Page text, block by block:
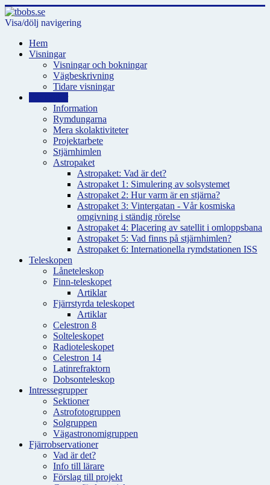
Visa/dölj navigering
Hem
Visningar
Visningar och bokningar
Vägbeskrivning
Tidare visningar
Information
Rymdungarna
Mera skolaktiviteter
Projektarbete
Stjärnhimlen
Astropaket
Astropaket: Vad är det?
Astropaket 1: Simulering av solsystemet
Astropaket 2: Hur varm är en stjärna?
Astropaket 3: Vintergatan - Vår kosmiska
omgivning i ständig rörelse
Astropaket 4: Placering av satellit i omloppsbana
Astropaket 5: Vad finns på stjärnhimlen?
Astropaket 6: Internationella rymdstationen ISS
Teleskopen
Låneteleskop
Finn-teleskopet
Artiklar
Fjärrstyrda teleskopet
Artiklar
Celestron 8
Solteleskopet
Radioteleskopet
Celestron 14
Latinrefraktorn
Dobsonteleskop
Intressegrupper
Sektioner
Astrofotogruppen
Solgruppen
Vägastronomigruppen
Fjärrobservationer
Vad är det?
Info till lärare
Förslag till projekt